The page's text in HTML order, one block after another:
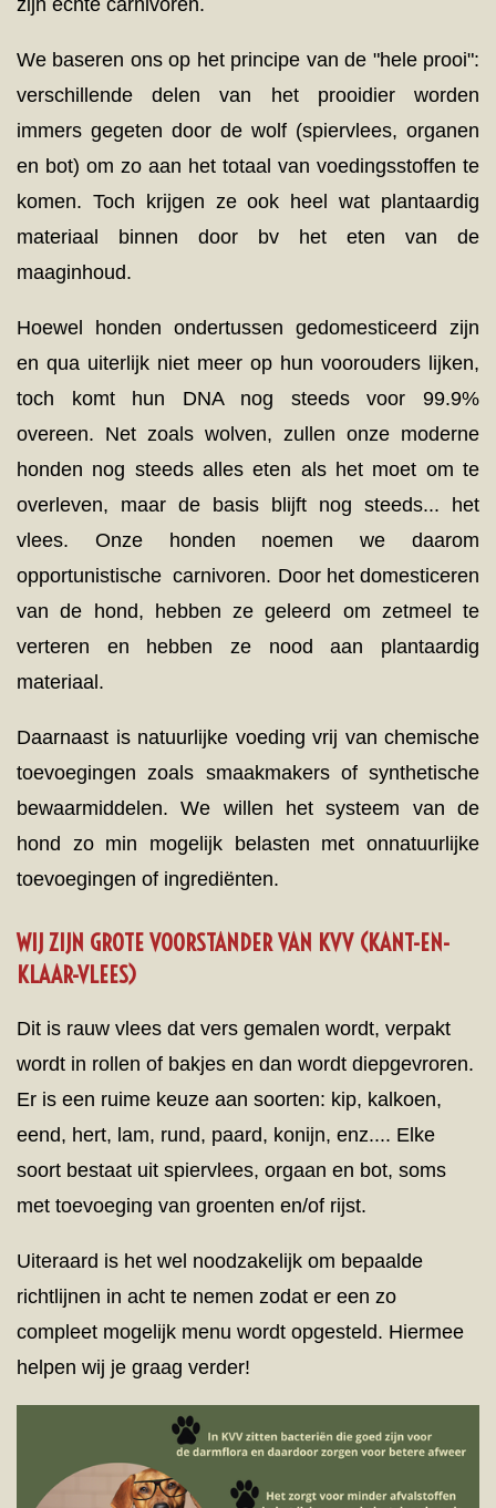
zijn echte carnivoren.
We baseren ons op het principe van de "hele prooi":
verschillende delen van het prooidier worden
immers gegeten door de wolf (spiervlees, organen
en bot) om zo aan het totaal van voedingsstoffen te
komen. Toch krijgen ze ook heel wat plantaardig
materiaal binnen door bv het eten van de
maaginhoud.
Hoewel honden ondertussen gedomesticeerd zijn
en qua uiterlijk niet meer op hun voorouders lijken,
toch komt hun DNA nog steeds voor 99.9%
overeen. Net zoals wolven, zullen onze moderne
honden nog steeds alles eten als het moet om te
overleven, maar de basis blijft nog steeds... het
vlees. Onze honden noemen we daarom
opportunistische carnivoren. Door het domesticeren
van de hond, hebben ze geleerd om zetmeel te
verteren en hebben ze nood aan plantaardig
materiaal.
Daarnaast is natuurlijke voeding vrij van chemische
toevoegingen zoals smaakmakers of synthetische
bewaarmiddelen. We willen het systeem van de
hond zo min mogelijk
belasten met onnatuurlijke
toevoegingen of ingrediënten.
WIJ ZIJN GROTE VOORSTANDER VAN KVV (KANT-EN-
KLAAR-VLEES)
Dit is rauw vlees dat vers gemalen wordt, verpakt
wordt in rollen of bakjes en dan wordt diepgevroren.
Er is een ruime keuze aan soorten: kip, kalkoen,
eend, hert, lam, rund, paard, konijn, enz.... Elke
soort bestaat uit spiervlees, orgaan en bot, soms
met toevoeging van groenten en/of rijst.
Uiteraard is het wel noodzakelijk om bepaalde
richtlijnen in acht te nemen zodat er een zo
compleet mogelijk menu wordt opgesteld. Hiermee
helpen wij je graag verder!